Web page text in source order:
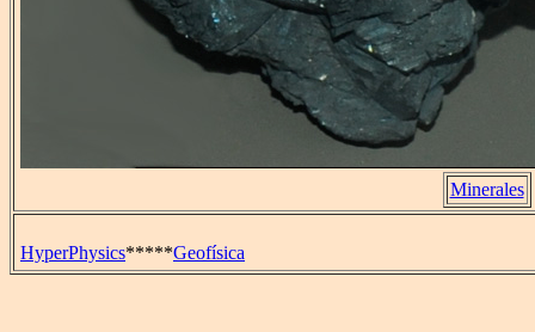
Minerales
HyperPhysics*****Geofísica